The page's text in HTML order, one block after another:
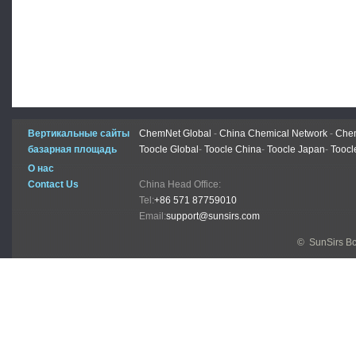
Вертикальные сайты ChemNet Global - China Chemical Network -
базарная площадь
Toocle Global - Toocle China- Toocle Japan-
О нас
Contact Us
China Head Office:
Tel:+86 571 87759010
Email:support@sunsirs.com
© SunSirs